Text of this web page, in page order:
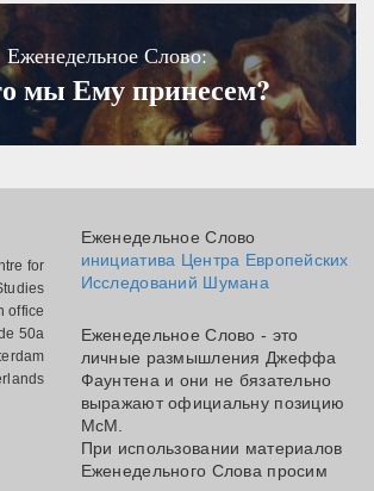
Еженедельное Слово:
мы Ему принесем?
for
office
50a
Еженедельное Слово
инициатива Центра Европейских
Исследований Шумана
Еженедельное Слово - это
личные размышления Джеффа
Фаунтена и они не бязательно
выражают официальну позицию
МсМ.
При использовании материалов
Еженедельного Слова просим